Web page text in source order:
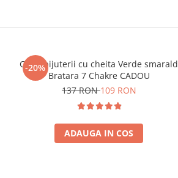
-20%
Cutie bijuterii cu cheita Verde smarald
Bratara 7 Chakre CADOU
137 RON109 RON
ADAUGA IN COS